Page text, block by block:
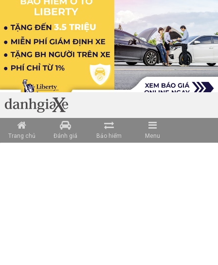
Trang chủ Đánh giá Bảo hiểm Menu